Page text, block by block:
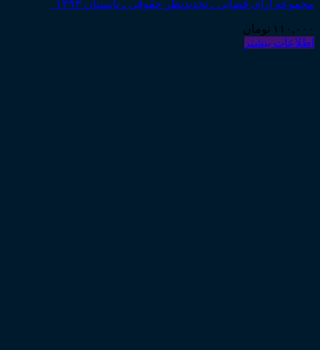
مجموعه آرای قضایی ـ تجدیدنظر حقوقی ـ تابستان ۱۳۹۳
۱۱۰,۰۰۰ تومان
اطلاعات بیشتر